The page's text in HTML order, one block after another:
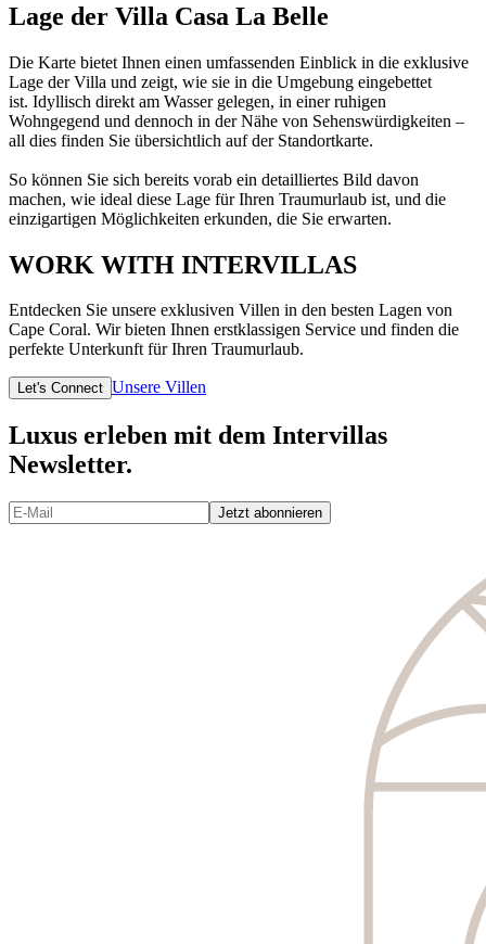
Lage der Villa Casa La Belle
Die Karte bietet Ihnen einen umfassenden Einblick in die exklusive
Lage der Villa und zeigt, wie sie in die Umgebung eingebettet
ist. Idyllisch direkt am Wasser gelegen, in einer ruhigen
Wohngegend und dennoch in der Nähe von Sehenswürdigkeiten –
all dies finden Sie übersichtlich auf der Standortkarte.
So können Sie sich bereits vorab ein detailliertes Bild davon
machen, wie ideal diese Lage für Ihren Traumurlaub ist, und die
einzigartigen Möglichkeiten erkunden, die Sie erwarten.
WORK WITH INTERVILLAS
Entdecken Sie unsere exklusiven Villen in den besten Lagen von
Cape Coral. Wir bieten Ihnen erstklassigen Service und finden die
perfekte Unterkunft für Ihren Traumurlaub.
Let's Connect Unsere Villen
Luxus erleben mit dem Intervillas
Newsletter.
Jetzt abonnieren